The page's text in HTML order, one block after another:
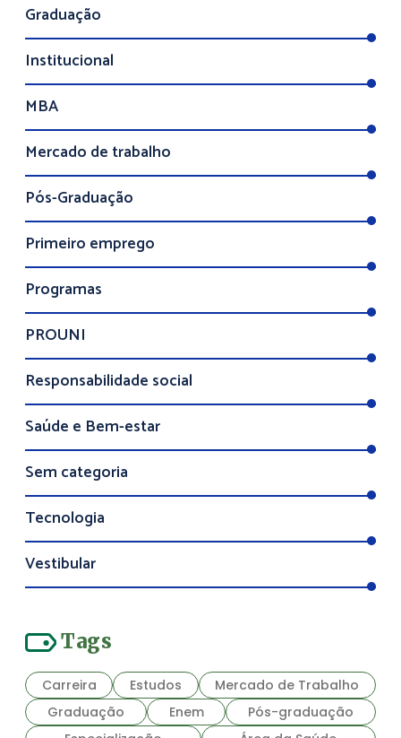
Graduação
Institucional
MBA
Mercado de trabalho
Pós-Graduação
Primeiro emprego
Programas
PROUNI
Responsabilidade social
Saúde e Bem-estar
Sem categoria
Tecnologia
Vestibular
Tags
Carreira Estudos
Mercado de Trabalho
Graduação
Enem
Pós-graduação